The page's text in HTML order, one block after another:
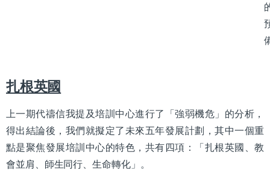
扎根英國
上一期代禱信我提及培訓中心進行了「強弱機危」的分析，
得出結論後，我們就擬定了未來五年發展計劃，其中一個重
點是聚焦發展培訓中心的特色，共有四項：「扎根英國、教
會並肩、師生同行、生命轉化」。